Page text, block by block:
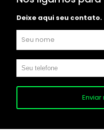
empresa. Desde a
e
específica para o seu
Deixe aqui seu contato.